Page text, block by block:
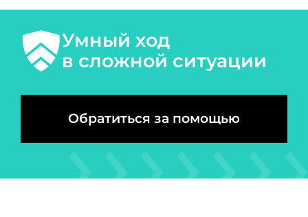
Умный ход
в сложной ситуации
Обратиться за помощью